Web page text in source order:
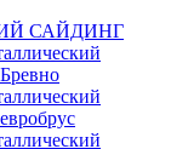
САЙДИНГ